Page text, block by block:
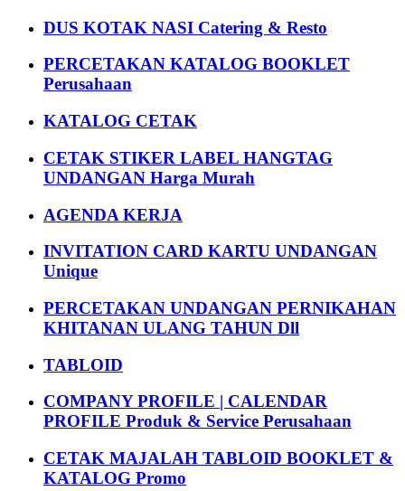
DUS KOTAK NASI Catering & Resto
PERCETAKAN KATALOG BOOKLET
Perusahaan
KATALOG CETAK
CETAK STIKER LABEL HANGTAG
UNDANGAN Harga Murah
AGENDA KERJA
INVITATION CARD KARTU UNDANGAN
Unique
PERCETAKAN UNDANGAN PERNIKAHAN
KHITANAN ULANG TAHUN Dll
TABLOID
COMPANY PROFILE | CALENDAR
PROFILE Produk & Service Perusahaan
CETAK MAJALAH TABLOID BOOKLET &
KATALOG Promo